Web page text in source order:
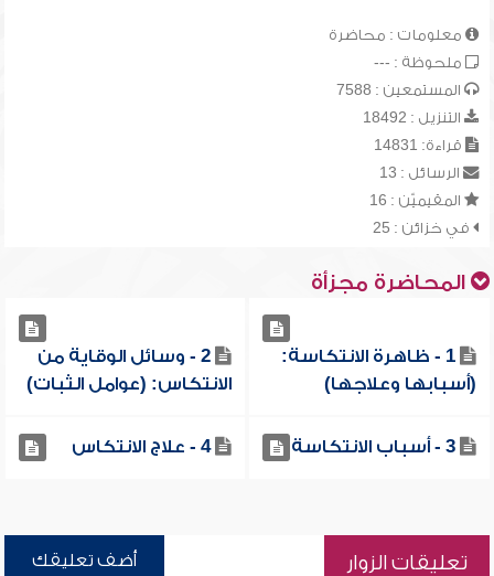
معلومات : محاضرة
ملحوظة : ---
المستمعين : 7588
التنزيل : 18492
قراءة: 14831
الرسائل : 13
المقيميّن : 16
في خزائن : 25
المحاضرة مجزأة
1 - ظاهرة الانتكاسة:
(أسبابها وعلاجها)
2 - وسائل الوقاية من
الانتكاس: (عوامل الثبات)
3 - أسباب الانتكاسة 4 - علاج الانتكاس
تعليقات الزوار أضف تعليقك